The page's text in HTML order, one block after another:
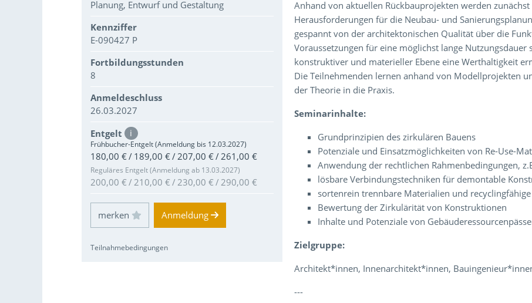
Planung, Entwurf und Gestaltung
Kennziffer
E-090427 P
Fortbildungsstunden
8
Anmeldeschluss
26.03.2027
Entgelt i
Frühbucher-Entgelt (Anmeldung bis 12.03.2027)
180,00 € / 189,00 € / 207,00 € / 261,00 €
Reguläres Entgelt (Anmeldung ab 13.03.2027)
200,00 € / 210,00 € / 230,00 € / 290,00 €
Einloggen und Merkliste benutzen
Anmeldung
Teilnahmebedingungen
Anhand von aktuellen Rückbauprojekten werden
Herausforderungen für die Neubau- und
gespannt von der architektonischen Qualität über die
Voraussetzungen für eine möglichst lange
konstruktiver und materieller Ebene eine Werthaltigkeit
Die Teilnehmenden lernen anhand von Modellprojekten
der Theorie in die Praxis.
Seminarinhalte:
Grundprinzipien des zirkulären Bauens
Potenziale und Einsatzmöglichkeiten von Re-Use-
Anwendung der rechtlichen Rahmenbedingungen,
lösbare Verbindungstechniken für demontable
sortenrein trennbare Materialien und
Bewertung der Zirkulärität von Konstruktionen
Inhalte und Potenziale von
Zielgruppe:
Architekt*innen, Innenarchitekt*innen,
---